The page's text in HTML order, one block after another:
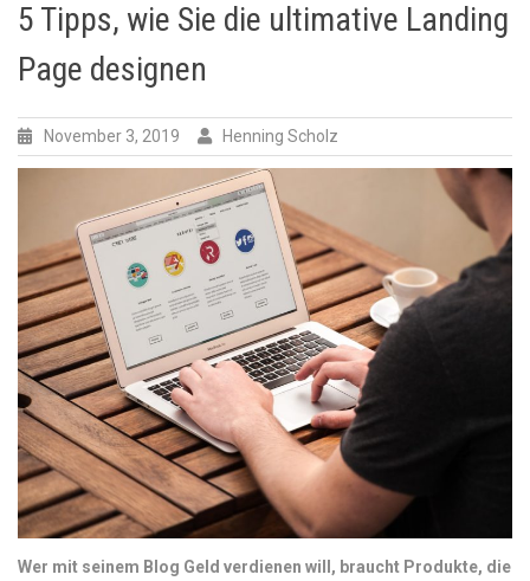
5 Tipps, wie Sie die ultimative Landing
Page designen
November 3, 2019 Henning Scholz
Wer mit seinem Blog Geld verdienen will, braucht Produkte, die